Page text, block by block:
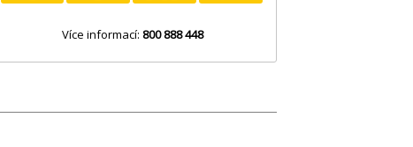
Více informací: 800 888 448